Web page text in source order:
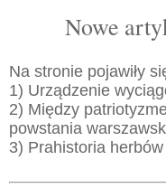
Nowe
Na stronie pojawiły
1) Urządzenie
2) Między
powstania
3) Prahistoria herbów